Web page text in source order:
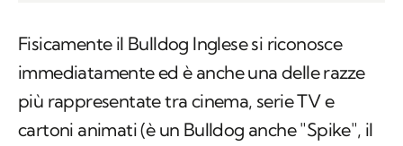
Fisicamente il Bulldog Inglese si riconosce
immediatamente ed è anche una delle razze
più rappresentate tra cinema, serie TV e
cartoni animati (è un Bulldog anche "Spike", il